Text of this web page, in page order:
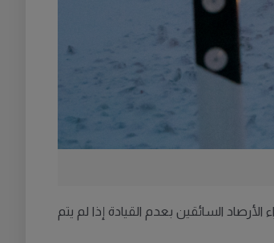
السائقين بعدم القيادة إذا لم يتم